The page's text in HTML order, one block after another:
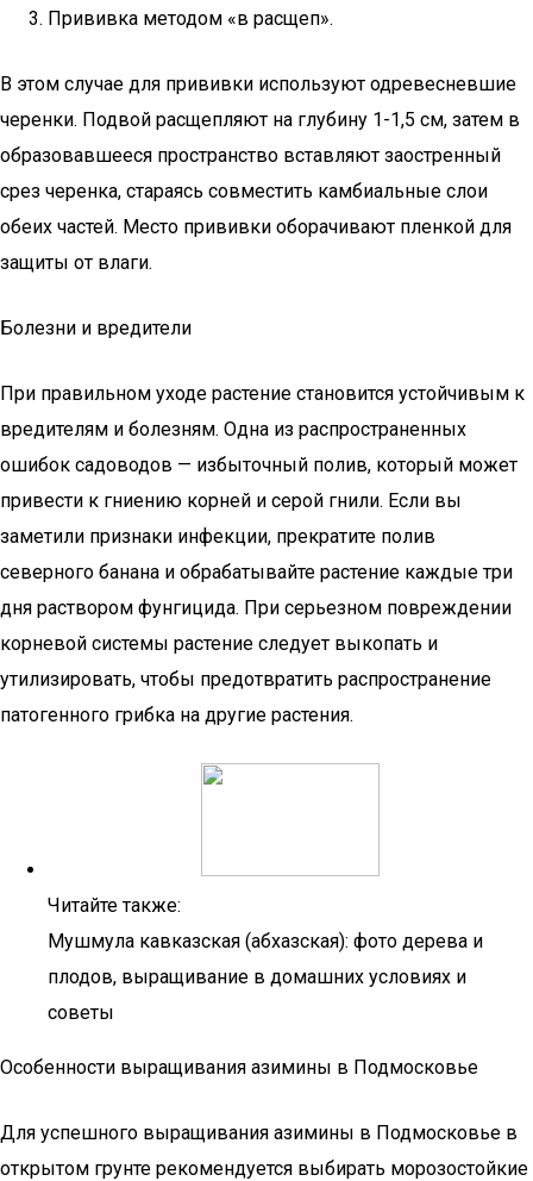
Прививка методом «в расщеп».
В этом случае для прививки используют одревесневшие
черенки. Подвой расщепляют на глубину 1-1,5 см, затем в
образовавшееся пространство вставляют заостренный
срез черенка, стараясь совместить камбиальные слои
обеих частей. Место прививки оборачивают пленкой для
защиты от влаги.
Болезни и вредители
При правильном уходе растение становится устойчивым к
вредителям и болезням. Одна из распространенных
ошибок садоводов — избыточный полив, который может
привести к гниению корней и серой гнили. Если вы
заметили признаки инфекции, прекратите полив
северного банана и обрабатывайте растение каждые три
дня раствором фунгицида. При серьезном повреждении
корневой системы растение следует выкопать и
утилизировать, чтобы предотвратить распространение
патогенного грибка на другие растения.
Читайте также:
Мушмула кавказская (абхазская): фото дерева и
плодов, выращивание в домашних условиях и
советы
Особенности выращивания азимины в Подмосковье
Для успешного выращивания азимины в Подмосковье в
открытом грунте рекомендуется выбирать морозостойкие